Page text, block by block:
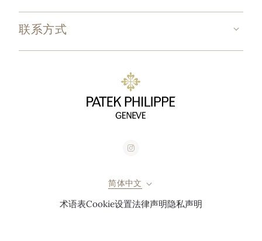
联系方式
简体中文
术语表Cookie设置法律声明隐私声明